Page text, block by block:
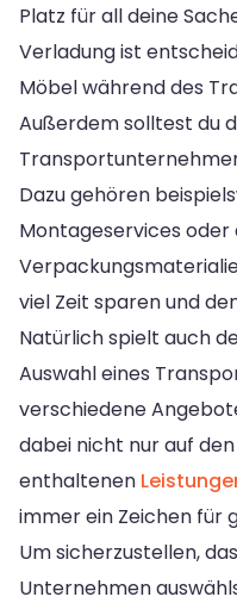
Platz für all deine
Verladung ist
Möbel während des
Außerdem solltest du
Dazu gehören
Montageservices
viel Zeit sparen und
Natürlich spielt auch
Auswahl eines
verschiedene
dabei nicht nur auf
enthaltenen
immer ein Zeichen für
Um sicherzustellen,
Unternehmen